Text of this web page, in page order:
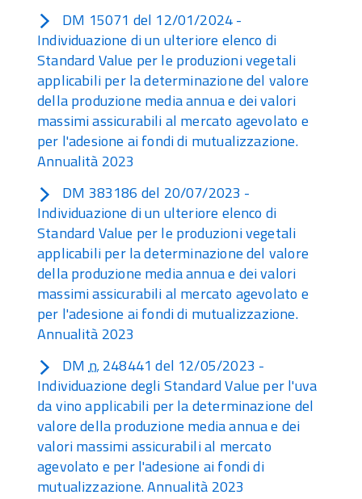
DM 15071 del 12/01/2024 -
Individuazione di un ulteriore elenco di
Standard Value per le produzioni vegetali
applicabili per la determinazione del valore
della produzione media annua e dei valori
massimi assicurabili al mercato agevolato e
per l'adesione ai fondi di mutualizzazione.
Annualità 2023
DM 383186 del 20/07/2023 -
Individuazione di un ulteriore elenco di
Standard Value per le produzioni vegetali
applicabili per la determinazione del valore
della produzione media annua e dei valori
massimi assicurabili al mercato agevolato e
per l'adesione ai fondi di mutualizzazione.
Annualità 2023
DMn.248441 del 12/05/2023 -
Individuazione degli Standard Value per l'uva
da vino applicabili per la determinazione del
valore della produzione media annua e dei
valori massimi assicurabili al mercato
agevolato e per l'adesione ai fondi di
mutualizzazione. Annualità 2023